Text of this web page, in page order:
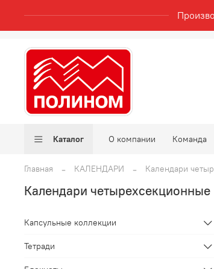
Каталог О компании Команда
Главная КАЛЕНДАРИ Календари
Календари
Капсульные коллекции
Тетради